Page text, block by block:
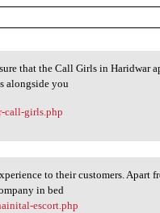
that the Call Girls in Haridwar
alongside you
call-girls.php
to their customers. Apart
in bed
escort.php